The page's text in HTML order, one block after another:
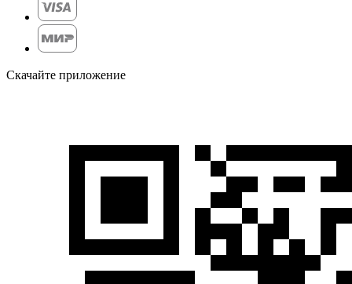
Скачайте приложение